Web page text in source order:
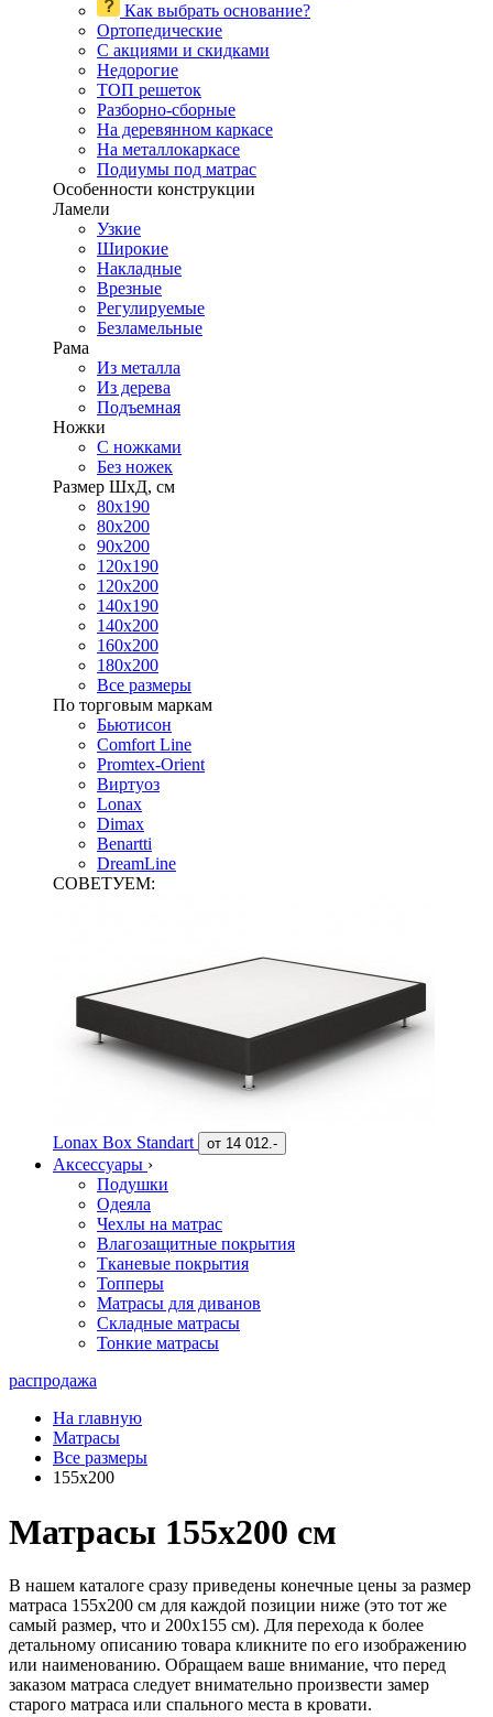
Как выбрать основание?
Ортопедические
С акциями и скидками
Недорогие
ТОП решеток
Разборно-сборные
На деревянном каркасе
На металлокаркасе
Подиумы под матрас
Особенности конструкции
Ламели
Узкие
Широкие
Накладные
Врезные
Регулируемые
Безламельные
Рама
Из металла
Из дерева
Подъемная
Ножки
С ножками
Без ножек
Размер ШхД, см
80х190
80х200
90х200
120х190
120х200
140х190
140х200
160х200
180х200
Все размеры
По торговым маркам
Бьютисон
Comfort Line
Promtex-Orient
Виртуоз
Lonax
Dimax
Benartti
DreamLine
СОВЕТУЕМ:
Lonax Box Standart от 14 012.-
Аксессуары ›
Подушки
Одеяла
Чехлы на матрас
Влагозащитные покрытия
Тканевые покрытия
Топперы
Матрасы для диванов
Складные матрасы
Тонкие матрасы
распродажа
На главную
Матрасы
Все размеры
155x200
Матрасы 155х200 см
В нашем каталоге сразу приведены конечные цены за размер
матраса 155х200 см для каждой позиции ниже (это тот же
самый размер, что и 200х155 см). Для перехода к более
детальному описанию товара кликните по его изображению
или наименованию. Обращаем ваше внимание, что перед
заказом матраса следует внимательно произвести замер
старого матраса или спального места в кровати.